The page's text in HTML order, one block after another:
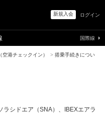
新規入会 ログイン
港チェックイン） > 搭乗手続きについ
シドエア（SNA）、IBEXエアラ
国際線